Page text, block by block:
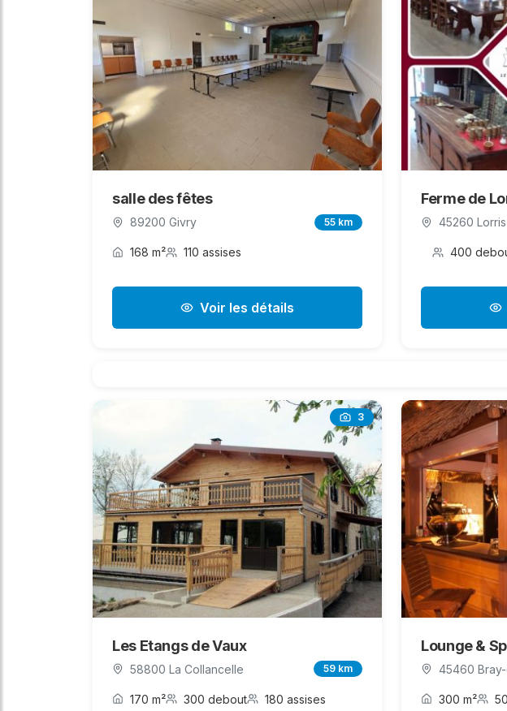
salle des fêtes
89200 Givry 55 km
168 m² 110 assises
Voir les détails
Ferme de
45260 Lorris
400
3
Les Etangs de Vaux
58800 La Collancelle 59 km
170 m² 300 debout 180 assises
Lounge &
45460
300 m²